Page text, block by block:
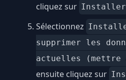
cliquez sur Installer
Sélectionnez
supprimer les
actuelles (mettre
ensuite cliquez sur